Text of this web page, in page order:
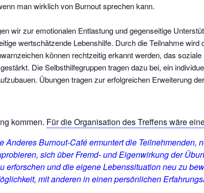
man wirklich von Burnout sprechen kann.
wir zur emotionalen Entlastung und gegenseitige
wertschätzende Lebenshilfe. Durch die Teilnahme
können rechtzeitig erkannt werden, das
Die Selbsthilfegruppen tragen dazu bei, ein
Übungen tragen zur erfolgreichen Erweiterung
kommen. Für die Organisation des Treffens wäre
Anderes Burnout-Café ermuntert die Teilnehmenden,
sich über Fremd- und Eigenwirkung der
erforschen und die eigene Lebenssituation neu zu
mit anderen in einen persönlichen